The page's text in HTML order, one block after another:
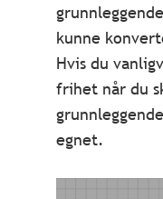
kunne
Hvis du
frihet når du
egnet.